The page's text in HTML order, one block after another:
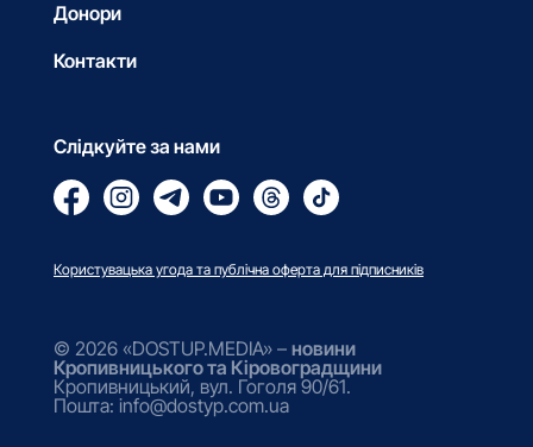
Донори
Контакти
Слідкуйте за нами
Користувацька угода та публічна оферта для підписників
© 2026 «DOSTUP.MEDIA» – новини
Кропивницького та Кіровоградщини
Кропивницький, вул. Гоголя 90/61.
Пошта: info@dostyp.com.ua